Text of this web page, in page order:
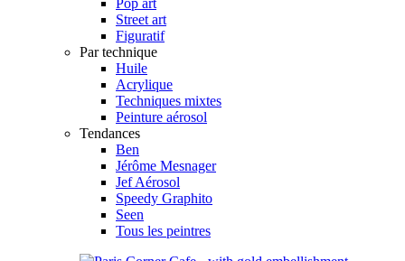
Street art
Figuratif
Par technique
Huile
Acrylique
Techniques mixtes
Peinture aérosol
Tendances
Ben
Jérôme Mesnager
Jef Aérosol
Speedy Graphito
Seen
Tous les peintres